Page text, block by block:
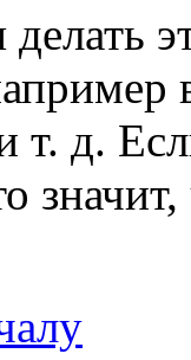
делать
т. д.